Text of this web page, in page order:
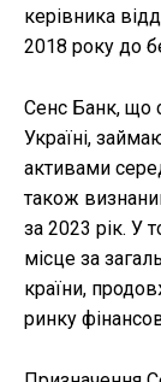
керівника
2018 року до
Сенс Банк, що
Україні,
активами
також
за 2023 рік. У
місце за
країни,
ринку